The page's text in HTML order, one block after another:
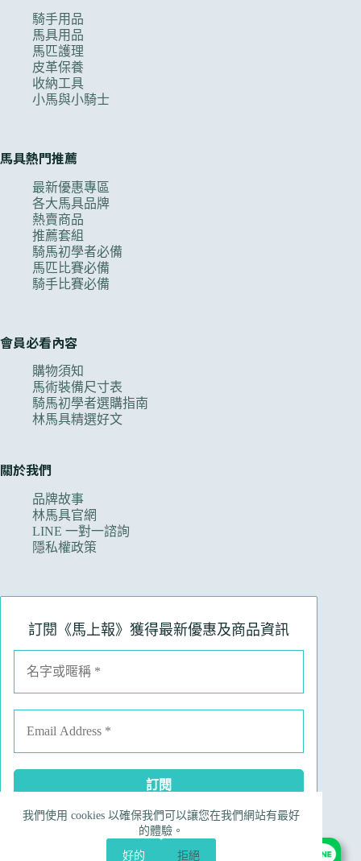
我們使用 cookies 以確保我們可以讓您在我們網站有最好
的體驗。
好的 拒絕
騎手用品
馬具用品
馬匹護理
皮革保養
收納工具
小馬與小騎士
馬具熱門推薦
最新優惠專區
各大馬具品牌
熱賣商品
推薦套組
騎馬初學者必備
馬匹比賽必備
騎手比賽必備
會員必看內容
購物須知
馬術裝備尺寸表
騎馬初學者選購指南
林馬具精選好文
關於我們
品牌故事
林馬具官網
LINE 一對一諮詢
隱私權政策
訂閱《馬上報》獲得最新優惠及商品資訊
Facebook Instagram Line
電子郵件
電話號碼